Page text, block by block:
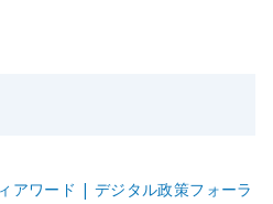
アワード | デジタル政策フォーラ